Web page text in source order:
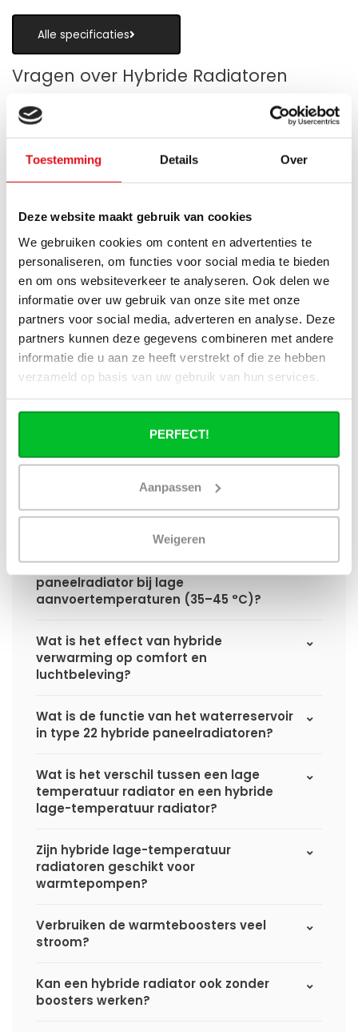
Toestemming Details Over
Deze website maakt gebruik van cookies
We gebruiken cookies om content en advertenties te
personaliseren, om functies voor social media te bieden
en om ons websiteverkeer te analyseren. Ook delen we
informatie over uw gebruik van onze site met onze
partners voor social media, adverteren en analyse. Deze
partners kunnen deze gegevens combineren met andere
informatie die u aan ze heeft verstrekt of die ze hebben
verzameld op basis van uw gebruik van hun services.
PERFECT!
Aanpassen
Weigeren
Alle specificaties
Vragen over Hybride Radiatoren
Is een hybride paneelradiator geschikt
Wanneer zijn de warmteboosters het
meest nuttig?
Wat is technisch gezien een hybride
paneelradiator?
Hoe verschilt de warmteafgifte van een
hybride paneelradiator ten opzichte van
Wat is het voordeel van geïntegreerde
radiatorventilatoren?
Waarom is een hybride paneelradiator
Hoe presteert een hybride
paneelradiator bij lage
aanvoertemperaturen (35–45 °C)?
Wat is het effect van hybride
verwarming op comfort en
luchtbeleving?
Wat is de functie van het waterreservoir
in type 22 hybride paneelradiatoren?
Wat is het verschil tussen een lage
temperatuur radiator en een hybride
lage-temperatuur radiator?
Zijn hybride lage-temperatuur
radiatoren geschikt voor
warmtepompen?
Verbruiken de warmteboosters veel
stroom?
Kan een hybride radiator ook zonder
boosters werken?